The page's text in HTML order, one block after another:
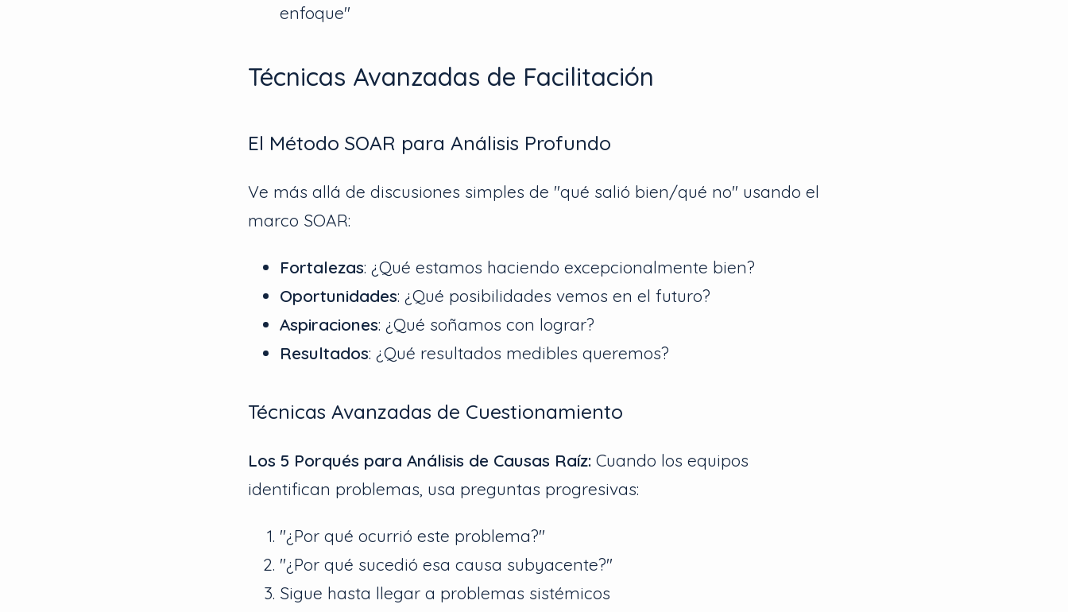
enfoque"
Técnicas Avanzadas de Facilitación
El Método SOAR para Análisis Profundo
Ve más allá de discusiones simples de "qué salió bien/qué no" usando el
marco SOAR:
Fortalezas: ¿Qué estamos haciendo excepcionalmente bien?
Oportunidades: ¿Qué posibilidades vemos en el futuro?
Aspiraciones: ¿Qué soñamos con lograr?
Resultados: ¿Qué resultados medibles queremos?
Técnicas Avanzadas de Cuestionamiento
Los 5 Porqués para Análisis de Causas Raíz: Cuando los equipos
identifican problemas, usa preguntas progresivas:
"¿Por qué ocurrió este problema?"
"¿Por qué sucedió esa causa subyacente?"
Sigue hasta llegar a problemas sistémicos